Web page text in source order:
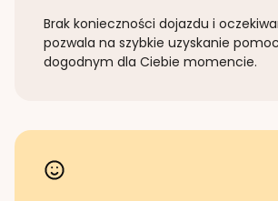
Brak konieczności dojazdu i
pozwala na szybkie uzyskanie
dogodnym dla Ciebie momencie.